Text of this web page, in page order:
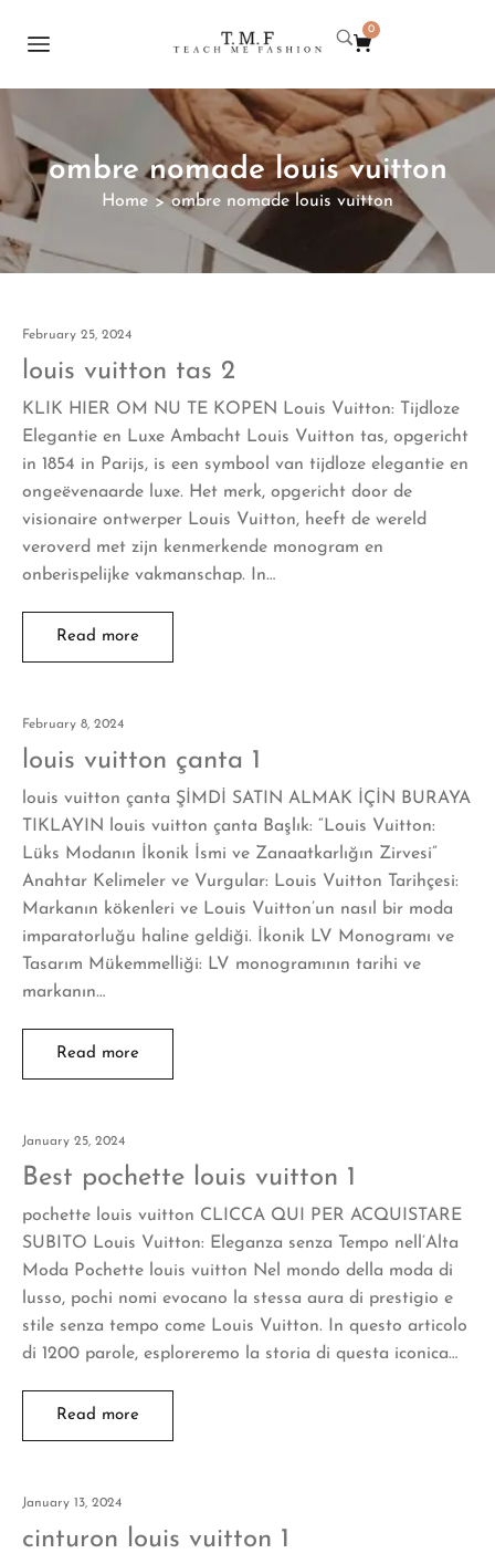
0
ombre nomade louis vuitton
Home > ombre nomade louis vuitton
February 25, 2024
louis vuitton tas 2
KLIK HIER OM NU TE KOPEN Louis Vuitton: Tijdloze
Elegantie en Luxe Ambacht Louis Vuitton tas, opgericht
in 1854 in Parijs, is een symbool van tijdloze elegantie en
ongeëvenaarde luxe. Het merk, opgericht door de
visionaire ontwerper Louis Vuitton, heeft de wereld
veroverd met zijn kenmerkende monogram en
onberispelijke vakmanschap. In…
Read more
February 8, 2024
louis vuitton çanta 1
louis vuitton çanta ŞİMDİ SATIN ALMAK İÇİN BURAYA
TIKLAYIN louis vuitton çanta Başlık: “Louis Vuitton:
Lüks Modanın İkonik İsmi ve Zanaatkarlığın Zirvesi”
Anahtar Kelimeler ve Vurgular: Louis Vuitton Tarihçesi:
Markanın kökenleri ve Louis Vuitton’un nasıl bir moda
imparatorluğu haline geldiği. İkonik LV Monogramı ve
Tasarım Mükemmelliği: LV monogramının tarihi ve
markanın…
Read more
January 25, 2024
Best pochette louis vuitton 1
pochette louis vuitton CLICCA QUI PER ACQUISTARE
SUBITO Louis Vuitton: Eleganza senza Tempo nell’Alta
Moda Pochette louis vuitton Nel mondo della moda di
lusso, pochi nomi evocano la stessa aura di prestigio e
stile senza tempo come Louis Vuitton. In questo articolo
di 1200 parole, esploreremo la storia di questa iconica…
Read more
January 13, 2024
cinturon louis vuitton 1